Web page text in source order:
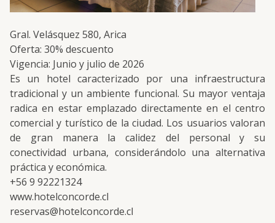
Gral. Velásquez 580, Arica
Oferta: 30% descuento
Vigencia: Junio y julio de 2026
Es un hotel caracterizado por una infraestructura
tradicional y un ambiente funcional. Su mayor ventaja
radica en estar emplazado directamente en el centro
comercial y turístico de la ciudad. Los usuarios valoran
de gran manera la calidez del personal y su
conectividad urbana, considerándolo una alternativa
práctica y económica.
+56 9 92221324
www.hotelconcorde.cl
reservas@hotelconcorde.cl